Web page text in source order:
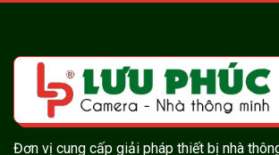
Đơn vị cung cấp giải pháp thiết bị nhà